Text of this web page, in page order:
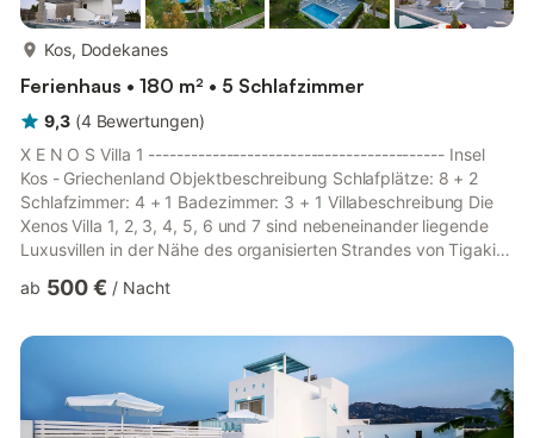
Kos, Dodekanes
Ferienhaus • 180 m² • 5 Schlafzimmer
9,3 (4 Bewertungen)
X E N O S Villa 1 ------------------------------------------ Insel
Kos - Griechenland Objektbeschreibung Schlafplätze: 8 + 2
Schlafzimmer: 4 + 1 Badezimmer: 3 + 1 Villabeschreibung Die
Xenos Villa 1, 2, 3, 4, 5, 6 und 7 sind nebeneinander liegende
Luxusvillen in der Nähe des organisierten Strandes von Tigaki
Urlaubsunterkunft für Familien oder Gruppen. Xenos Villa 1
Strandes von Tigaki, der 500 Meter entfernt ist. Sie eignet sich
ideal als Urlaubsunterkunft für Familien ode...
ab 500 € / Nacht